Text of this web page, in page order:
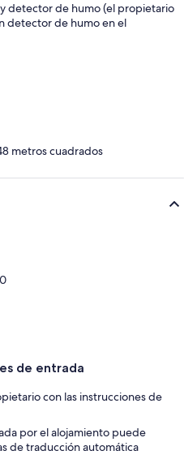
detector de humo (el propietario
detector de humo en el
metros cuadrados
de entrada
con las instrucciones de
por el alojamiento puede
de traducción automática